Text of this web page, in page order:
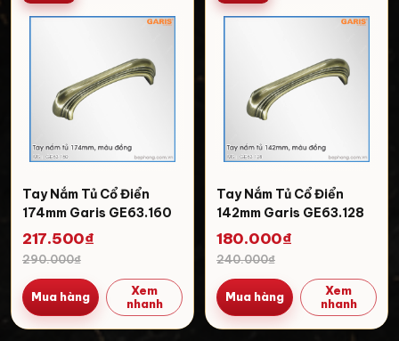
Tay Nắm Tủ Cổ Điển
174mm Garis GE63.160
217.500₫
290.000₫
Mua hàng
Xem
nhanh
Tay Nắm Tủ Cổ Điển
142mm Garis GE63.128
180.000₫
240.000₫
Mua hàng
Xem
nhanh